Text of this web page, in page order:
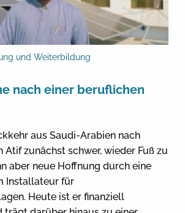
und Weiterbildung
nach einer beruflichen
aus Saudi-Arabien nach
Atif zunächst schwer, wieder Fuß zu
aber neue Hoffnung durch eine
Installateur für
Heute ist er finanziell